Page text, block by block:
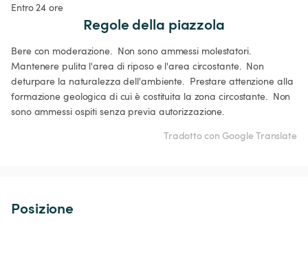
Entro 24 ore
Regole della piazzola
Bere con moderazione.  Non sono ammessi molestatori.
Mantenere pulita l'area di riposo e l'area circostante.  Non
deturpare la naturalezza dell'ambiente.  Prestare attenzione alla
formazione geologica di cui è costituita la zona circostante.  Non
sono ammessi ospiti senza previa autorizzazione.
Tradotto con Google Translate
Posizione